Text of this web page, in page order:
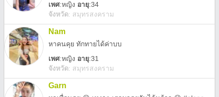
เพศ:หญิง อายุ:34
จังหวัด: สมุทรสงคราม
Nam
หาคนคุย ทักทายได้ค่าบบ
เพศ:หญิง อายุ:31
จังหวัด: สมุทรสงคราม
Garn